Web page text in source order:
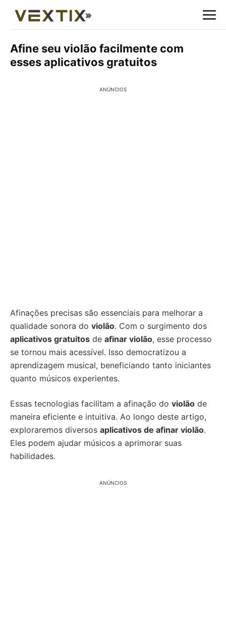
Afine seu violão facilmente com
esses aplicativos gratuitos
ANÚNCIOS
Afinações precisas são essenciais para melhorar a
qualidade sonora do violão. Com o surgimento dos
aplicativos gratuitos de afinar violão, esse processo
se tornou mais acessível. Isso democratizou a
aprendizagem musical, beneficiando tanto iniciantes
quanto músicos experientes.
Essas tecnologias facilitam a afinação do violão de
maneira eficiente e intuitiva. Ao longo deste artigo,
exploraremos diversos aplicativos de afinar violão.
Eles podem ajudar músicos a aprimorar suas
habilidades.
ANÚNCIOS